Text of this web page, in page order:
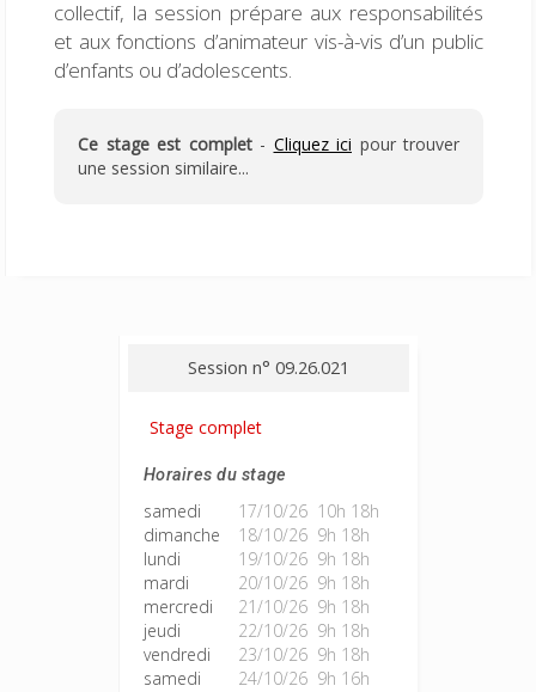
collectif, la session prépare aux responsabilités
et aux fonctions d’animateur vis-à-vis d’un public
d’enfants ou d’adolescents.
Ce stage est complet- Cliquez ici pour trouver
une session similaire...
Session n° 09.26.021
Stage complet
Horaires du stage
samedi
17/10/26 10h 18h
dimanche
18/10/26 9h 18h
lundi
19/10/26 9h 18h
mardi
20/10/26 9h 18h
mercredi
21/10/26 9h 18h
jeudi
22/10/26 9h 18h
vendredi
23/10/26 9h 18h
samedi
24/10/26 9h 16h